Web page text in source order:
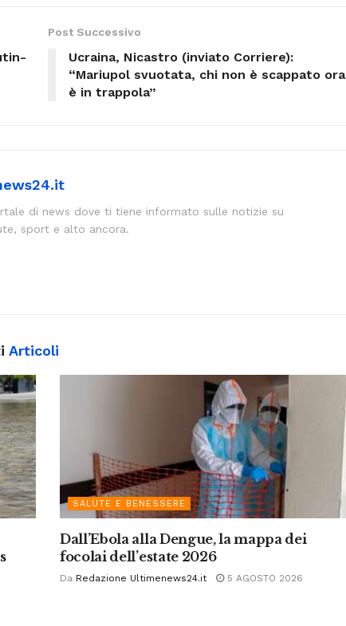
Post Successivo
Ucraina, Nicastro (inviato Corriere):
“Mariupol svuotata, chi non è scappato ora
è in trappola”
di news dove ti tiene informato sulle notizie su
sport e alto ancora.
Articoli
SALUTE E BENESSERE
Dall’Ebola alla Dengue, la mappa dei
focolai dell’estate 2026
Da Redazione Ultimenews24.it 5 AGOSTO 2026